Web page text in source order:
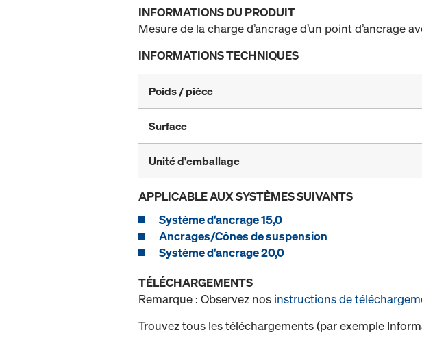
INFORMATIONS DU PRODUIT
Mesure de la charge d’ancrage d’un point d’ancrage
INFORMATIONS TECHNIQUES
Poids / pièce
Surface
Unité d'emballage
APPLICABLE AUX SYSTÈMES SUIVANTS
Système d'ancrage 15,0
Ancrages/Cônes de suspension
Système d'ancrage 20,0
TÉLÉCHARGEMENTS
Remarque : Observez nos instructions de
Trouvez tous les téléchargements (par exemple